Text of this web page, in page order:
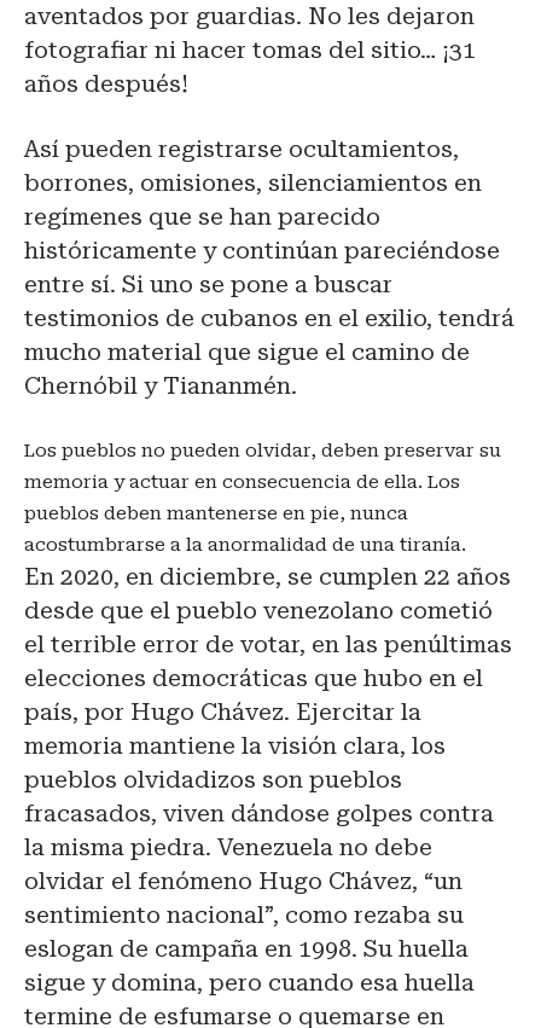
aventados por guardias. No les dejaron
fotografiar ni hacer tomas del sitio… ¡31
años después!
Así pueden registrarse ocultamientos,
borrones, omisiones, silenciamientos en
regímenes que se han parecido
históricamente y continúan pareciéndose
entre sí. Si uno se pone a buscar
testimonios de cubanos en el exilio, tendrá
mucho material que sigue el camino de
Chernóbil y Tiananmén.
Los pueblos no pueden olvidar, deben preservar su
memoria y actuar en consecuencia de ella. Los
pueblos deben mantenerse en pie, nunca
acostumbrarse a la anormalidad de una tiranía.
En 2020, en diciembre, se cumplen 22 años
desde que el pueblo venezolano cometió
el terrible error de votar, en las penúltimas
elecciones democráticas que hubo en el
país, por Hugo Chávez. Ejercitar la
memoria mantiene la visión clara, los
pueblos olvidadizos son pueblos
fracasados, viven dándose golpes contra
la misma piedra. Venezuela no debe
olvidar el fenómeno Hugo Chávez, “un
sentimiento nacional”, como rezaba su
eslogan de campaña en 1998. Su huella
sigue y domina, pero cuando esa huella
termine de esfumarse o quemarse en